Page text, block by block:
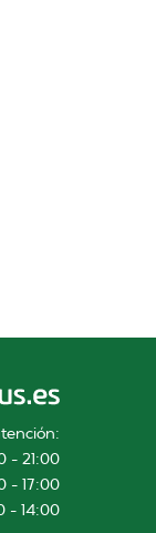
– 21:00
– 17:00
– 14:00